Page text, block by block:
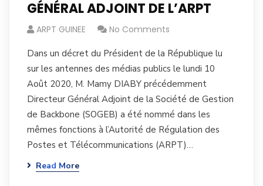
GÉNÉRAL ADJOINT DE L’ARPT
ARPT GUINEE No Comments
Dans un décret du Président de la République lu
sur les antennes des médias publics le lundi 10
Août 2020, M. Mamy DIABY précédemment
Directeur Général Adjoint de la Société de Gestion
de Backbone (SOGEB) a été nommé dans les
mêmes fonctions à l’Autorité de Régulation des
Postes et Télécommunications (ARPT)…
Read More